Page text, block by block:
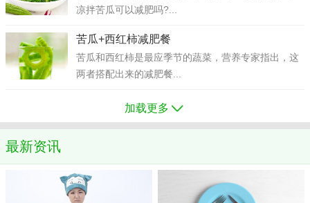
凉拌苦瓜可以减肥吗?...
苦瓜+西红柿减肥餐
苦瓜和西红柿是最应季节的蔬菜，营养专家指出，这
两者搭配出来的减肥餐...
加载更多
最新资讯